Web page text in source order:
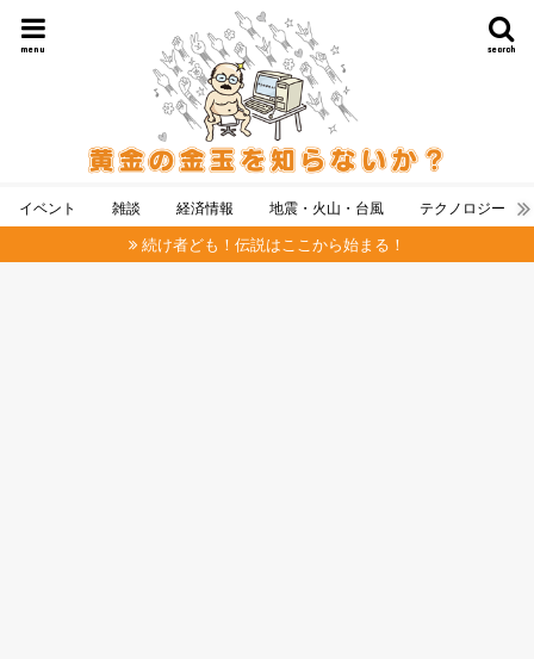
search
menu
イベント 雑談 経済情報 地震・火山・台風 テクノロジー
続け者ども！伝説はここから始まる！